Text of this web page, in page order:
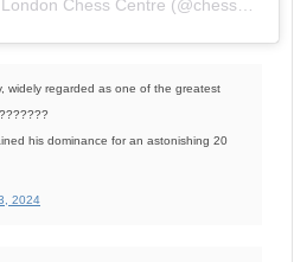
widely regarded as one of the greatest
his dominance for an astonishing 20
2024